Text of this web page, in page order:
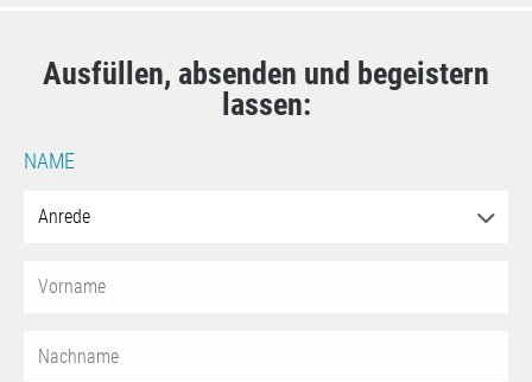
Ausfüllen, absenden und begeistern
lassen:
NAME